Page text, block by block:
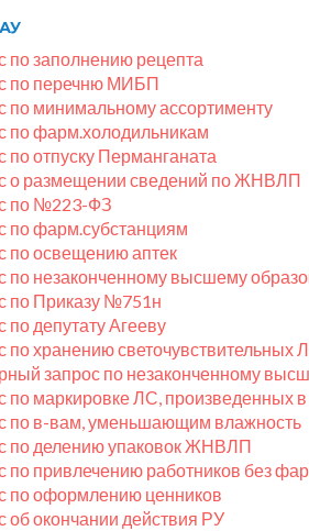
по заполнению рецепта
по перечню МИБП
по минимальному ассортименту
по фарм.холодильникам
по отпуску Перманганата
о размещении сведений по ЖНВЛП
по №223-ФЗ
по фарм.субстанциям
по освещению аптек
по незаконченному высшему
по Приказу №751н
по депутату Агееву
по хранению светочувствительных
запрос по незаконченному
по маркировке ЛС, произведенных в
по в-вам, уменьшающим влажность
по делению упаковок ЖНВЛП
по привлечению работников без
по оформлению ценников
об окончании действия РУ